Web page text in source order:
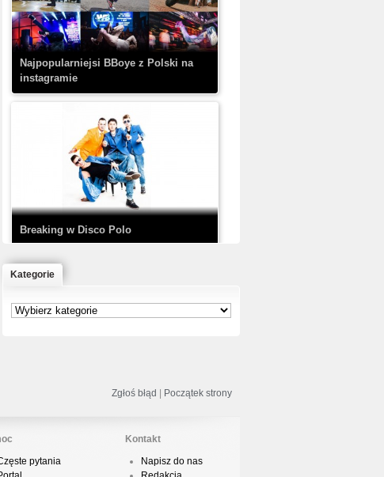
– Kobieta z walizką
TEDE & SIR MICH - KICKDOWN /
DISCO NOIR
Prod. Chubeats, Scratch:…
KrisBo - Cienie
Najpopularniejsi BBoye z Polski na
instagramie
Breaking w Disco Polo
Kategorie
Zgłoś błąd | Początek strony
pytania
Kontakt
Napisz do nas